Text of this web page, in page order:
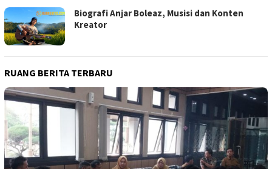
Biografi Anjar Boleaz, Musisi dan Konten
Kreator
RUANG BERITA TERBARU